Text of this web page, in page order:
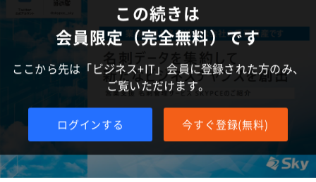
この続きは
会員限定（完全無料）です
ここから先は「ビジネス+IT」会員に登録された方のみ、
ご覧いただけます。
ログインする 今すぐ登録(無料)